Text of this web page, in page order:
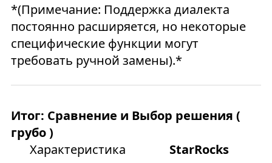
*(Примечание: Поддержка диалекта
постоянно расширяется, но некоторые
специфические функции могут
требовать ручной замены).*
Итог: Сравнение и Выбор решения (
грубо )
Характеристика
StarRocks